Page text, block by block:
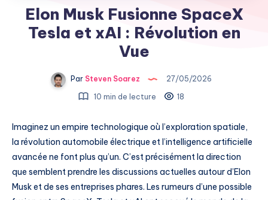
Elon Musk Fusionne SpaceX
Tesla et xAI : Révolution en
Vue
ParSteven Soarez
27/05/2026
10 min de lecture
18
Imaginez un empire technologique où l’exploration spatiale,
la révolution automobile électrique et l’intelligence artificielle
avancée ne font plus qu’un. C’est précisément la direction
que semblent prendre les discussions actuelles autour d’Elon
Musk et de ses entreprises phares. Les rumeurs d’une possible